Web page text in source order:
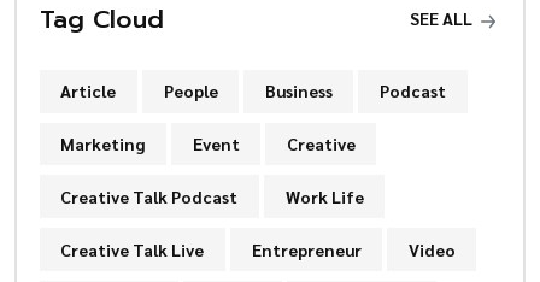
Tag Cloud SEE ALL
Article People Business Podcast
Marketing Event Creative
Creative Talk Podcast Work Life
Creative Talk Live Entrepreneur Video